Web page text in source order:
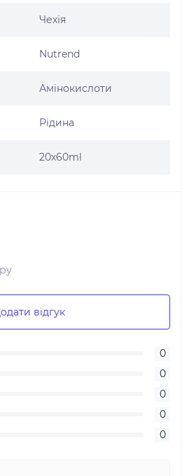
Чехія
Nutrend
Амінокислоти
Рідина
20x60ml
відгук
0
0
0
0
0